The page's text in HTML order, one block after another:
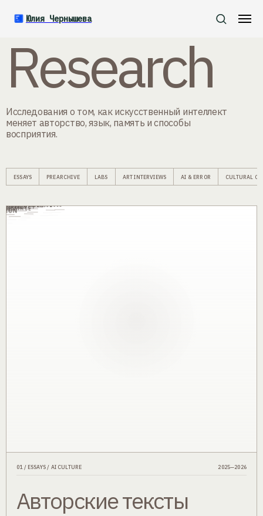
Юлия Чернышева
RESEARCH INDEX / 01—06
Research
Исследования о том, как искусственный интеллект
меняет авторство, язык, память и способы
восприятия.
ESSAYS PREARCHIVE LABS ART INTERVIEWS AI & ERROR CULTURAL
ERROR CODE
INTERFACE
AGENCYARCHIVE
SYNTHESIS
01 / ESSAYS / AI CULTURE 2025—2026
Авторские тексты